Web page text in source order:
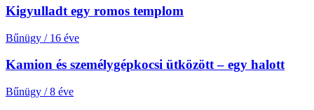
Kigyulladt egy romos templom
Bűnügy / 16 éve
Kamion és személygépkocsi ütközött – egy halott
Bűnügy / 8 éve